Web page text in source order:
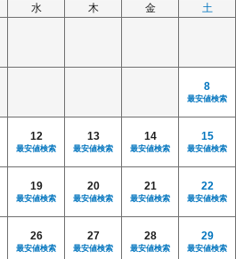
水 木 金 土
8
最安値検索
12
最安値検索
13
最安値検索
14
最安値検索
15
最安値検索
19
最安値検索
20
最安値検索
21
最安値検索
22
最安値検索
26
最安値検索
27
最安値検索
28
最安値検索
29
最安値検索